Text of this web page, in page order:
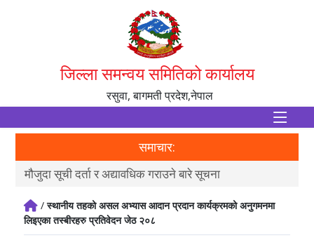
जिल्ला समन्वय समितिको कार्यालय
रसुवा, बागमती प्रदेश,नेपाल
समाचार:
मौजुदा सूची दर्ता र अद्यावधिक गराउने बारे सूचना
/स्थानीय तहको असल अभ्यास आदान प्रदान कार्यक्रमको अनुगमनमा
लिइएका तस्बीरहरु प्रतिवेदन जेठ २०८